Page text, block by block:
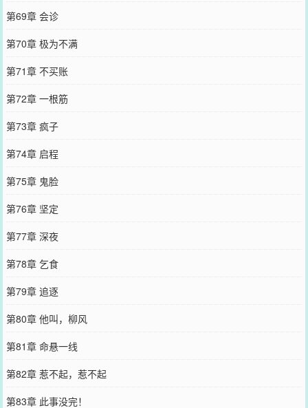
第69章 会诊
第70章 极为不满
第71章 不买账
第72章 一根筋
第73章 疯子
第74章 启程
第75章 鬼脸
第76章 坚定
第77章 深夜
第78章 乞食
第79章 追逐
第80章 他叫，柳风
第81章 命悬一线
第82章 惹不起，惹不起
第83章 此事没完！